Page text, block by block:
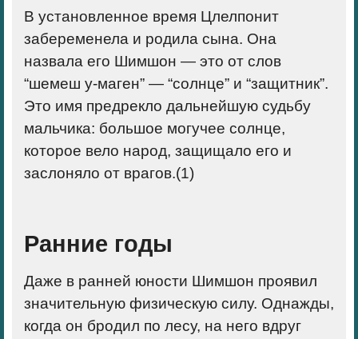
В установленное время Цлелпонит
забеременела и родила сына. Она
назвала его Шимшон — это от слов
“шемеш у-маген” — “солнце” и “защитник”.
Это имя предрекло дальнейшую судьбу
мальчика: большое могучее солнце,
которое вело народ, защищало его и
заслоняло от врагов.(1)
Ранние годы
Даже в ранней юности Шимшон проявил
значительную физическую силу. Однажды,
когда он бродил по лесу, на него вдруг